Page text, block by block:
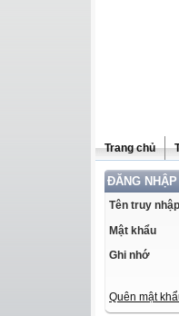
Trang chủ
ĐĂNG NHẬP
Tên truy nhập
Mật khẩu
Ghi nhớ
Quên mật